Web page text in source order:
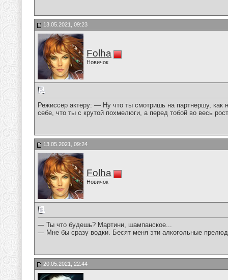
13.05.2021, 09:23
Folha
Новичок
Режиссер актеру: — Ну что ты смотришь на партнершу,
себе, что ты с крутой похмелюги, а перед тобой во весь
13.05.2021, 09:24
Folha
Новичок
— Ты что будешь? Мартини, шампанское...
— Мне бы сразу водки. Бесят меня эти алкогольные
20.05.2021, 22:44